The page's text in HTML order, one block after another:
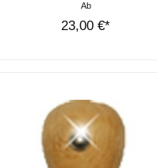
Ab
23,00 €*